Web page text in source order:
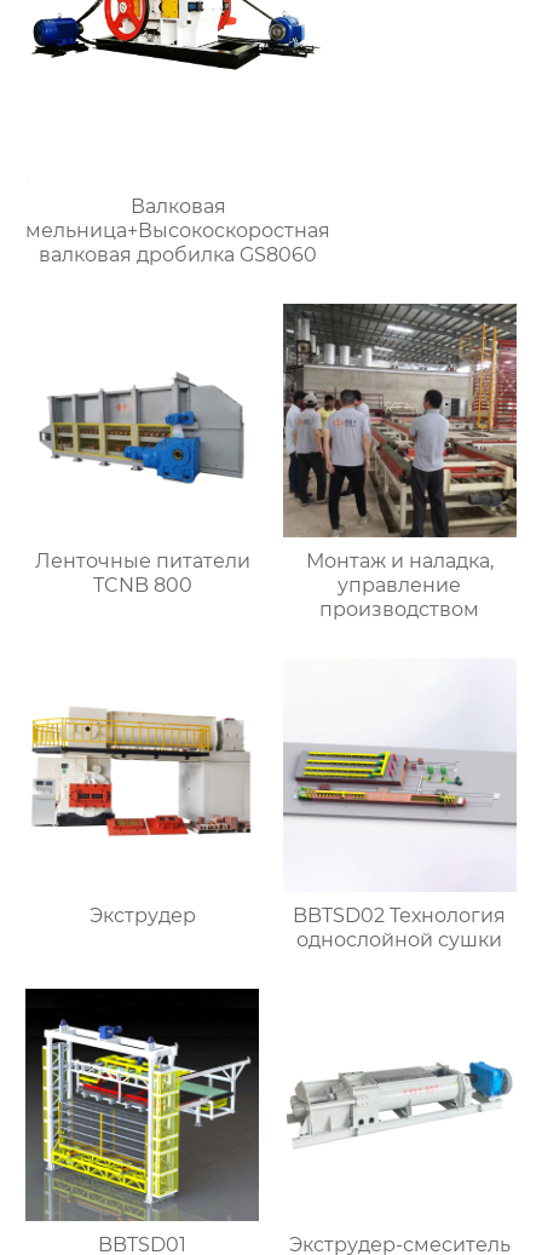
Валковая
мельница+Высокоскоростная
валковая дробилка GS8060
Ленточные питатели
TCNB 800
Монтаж и наладка,
управление
производством
Экструдер
BBTSD02 Технология
однослойной сушки
BBTSD01 Экструдер-смеситель